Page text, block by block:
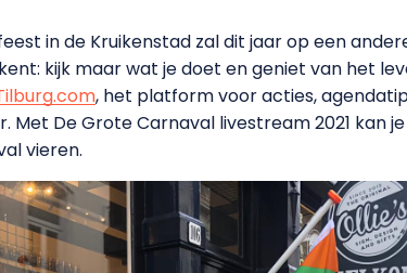
in de Kruikenstad zal dit jaar op een
kijk maar wat je doet en geniet van het
, het platform voor acties,
Met De Grote Carnaval livestream 2021 kan
vieren.